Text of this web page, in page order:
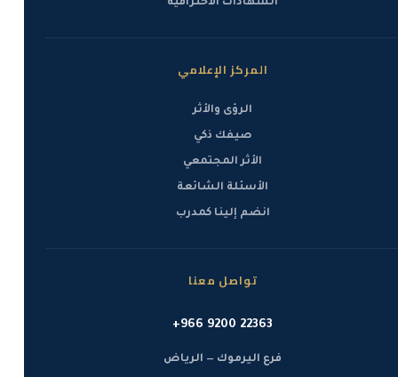
الشهادات الاحترافية
المركز الإعلامي
الرؤى والأثر
صيفك ذكي
الأثر المجتمعي
الأسئلة الشائعة
انضم إلينا كمدرب
تواصل معنا
+966 9200 22363
فرع اليرموك — الرياض